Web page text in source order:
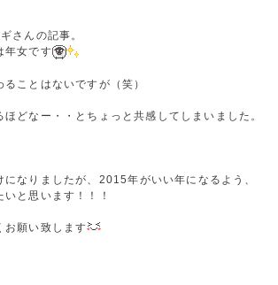
さんの記事。
年女です
ことはないですが（笑）
どなー・・とちょっと共感してしまいました。
になりましたが、2015年がいい年になるよう、
と思います！！！
お願い致します